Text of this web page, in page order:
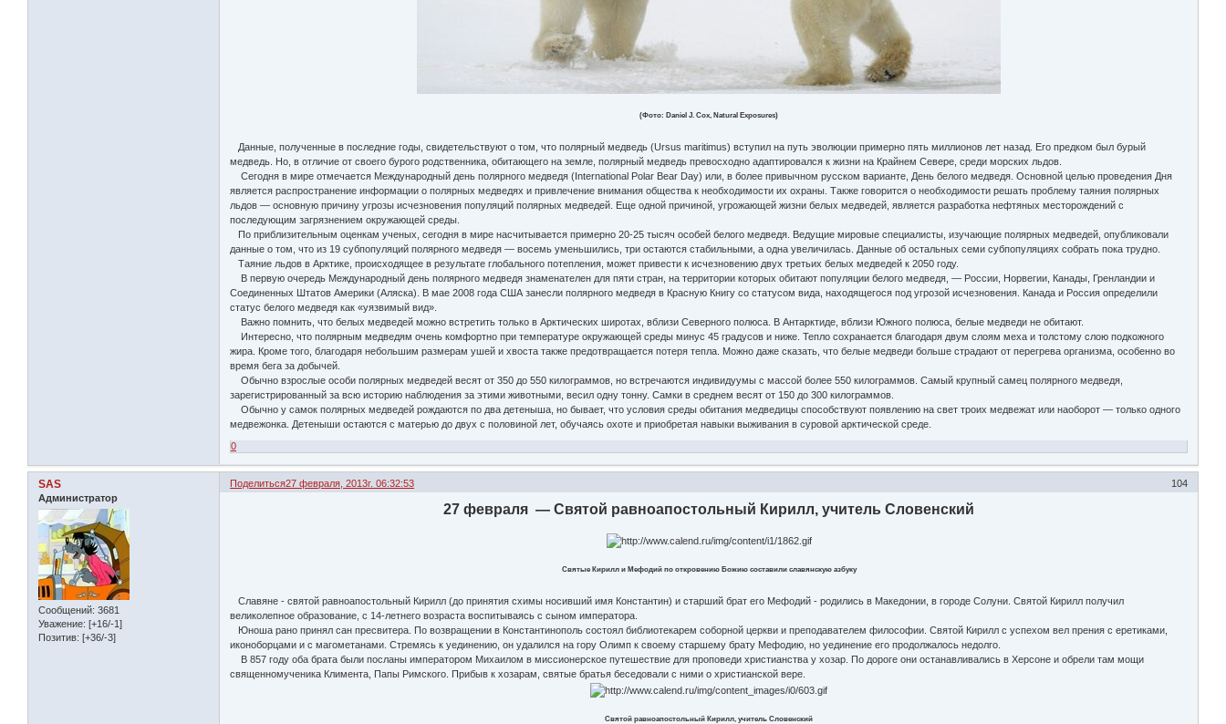
(Фото: Daniel J. Cox, Natural Exposures)
Данные, полученные в последние годы, свидетельствуют о том, что полярный медведь (Ursus maritimus) вступил на путь эволюции примерно пять миллионов лет назад. Его предком был бурый
медведь. Но, в отличие от своего бурого родственника, обитающего на земле, полярный медведь превосходно адаптировался к жизни на Крайнем Севере, среди морских льдов.
Сегодня в мире отмечается Международный день полярного медведя (International Polar Bear Day) или, в более привычном русском варианте, День белого медведя. Основной целью проведения Дня
является распространение информации о полярных медведях и привлечение внимания общества к необходимости их охраны. Также говорится о необходимости решать проблему таяния полярных
льдов — основную причину угрозы исчезновения популяций полярных медведей. Еще одной причиной, угрожающей жизни белых медведей, является разработка нефтяных месторождений с
последующим загрязнением окружающей среды.
По приблизительным оценкам ученых, сегодня в мире насчитывается примерно 20-25 тысяч особей белого медведя. Ведущие мировые специалисты, изучающие полярных медведей, опубликовали
данные о том, что из 19 субпопуляций полярного медведя — восемь уменьшились, три остаются стабильными, а одна увеличилась. Данные об остальных семи субпопуляциях собрать пока трудно.
Таяние льдов в Арктике, происходящее в результате глобального потепления, может привести к исчезновению двух третьих белых медведей к 2050 году.
В первую очередь Международный день полярного медведя знаменателен для пяти стран, на территории которых обитают популяции белого медведя, — России, Норвегии, Канады, Гренландии и
Соединенных Штатов Америки (Аляска). В мае 2008 года США занесли полярного медведя в Красную Книгу со статусом вида, находящегося под угрозой исчезновения. Канада и Россия определили
статус белого медведя как «уязвимый вид».
Важно помнить, что белых медведей можно встретить только в Арктических широтах, вблизи Северного полюса. В Антарктиде, вблизи Южного полюса, белые медведи не обитают.
Интересно, что полярным медведям очень комфортно при температуре окружающей среды минус 45 градусов и ниже. Тепло сохранается благодаря двум слоям меха и толстому слою подкожного
жира. Кроме того, благодаря небольшим размерам ушей и хвоста также предотвращается потеря тепла. Можно даже сказать, что белые медведи больше страдают от перегрева организма, особенно во
время бега за добычей.
Обычно взрослые особи полярных медведей весят от 350 до 550 килограммов, но встречаются индивидуумы с массой более 550 килограммов. Самый крупный самец полярного медведя,
зарегистрированный за всю историю наблюдения за этими животными, весил одну тонну. Самки в среднем весят от 150 до 300 килограммов.
Обычно у самок полярных медведей рождаются по два детеныша, но бывает, что условия среды обитания медведицы способствуют появлению на свет троих медвежат или наоборот — только одного
медвежонка. Детеныши остаются с матерью до двух с половиной лет, обучаясь охоте и приобретая навыки выживания в суровой арктической среде.
0
Поделиться 104
27 февраля, 2013г. 06:32:53
SAS
Администратор
Сообщений: 3681
Уважение: [+16/-1]
Позитив: [+36/-3]
27 февраля — Святой равноапостольный Кирилл, учитель Словенский
Святые Кирилл и Мефодий по откровению Божию составили славянскую азбуку
Славяне - святой равноапостольный Кирилл (до принятия схимы носивший имя Константин) и старший брат его Мефодий - родились в Македонии, в городе Солуни. Святой Кирилл получил
великолепное образование, с 14-летнего возраста воспитываясь с сыном императора.
Юноша рано принял сан пресвитера. По возвращении в Константинополь состоял библиотекарем соборной церкви и преподавателем философии. Святой Кирилл с успехом вел прения с еретиками,
иконоборцами и с магометанами. Стремясь к уединению, он удалился на гору Олимп к своему старшему брату Мефодию, но уединение его продолжалось недолго.
В 857 году оба брата были посланы императором Михаилом в миссионерское путешествие для проповеди христианства у хозар. По дороге они останавливались в Херсоне и обрели там мощи
священномученика Климента, Папы Римского. Прибыв к хозарам, святые братья беседовали с ними о христианской вере.
Святой равноапостольный Кирилл, учитель Словенский